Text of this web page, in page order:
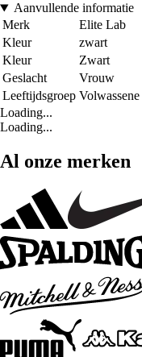
Aanvullende informatie
Merk
Elite Lab
Kleur
zwart
Kleur
Zwart
Geslacht
Vrouw
Leeftijdsgroep Volwassene
Loading...
Loading...
Al onze merken